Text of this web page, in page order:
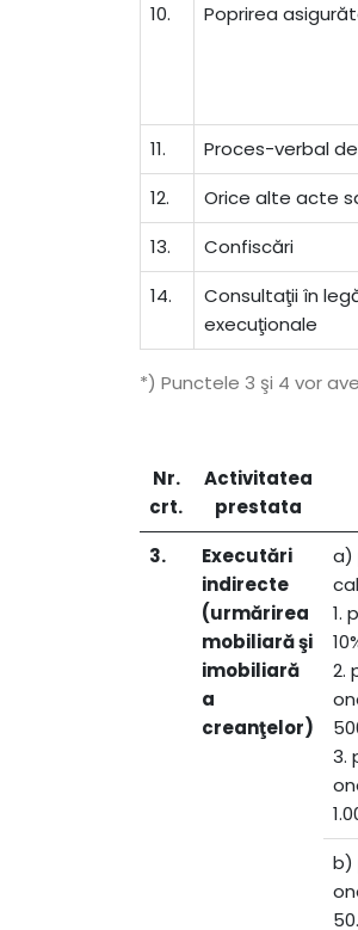
10.
Poprirea
11.
Proces-verbal
12.
Orice alte acte
13.
Confiscări
14.
Consultaţii în
execuţionale
*) Punctele 3 şi 4 vor
Nr.
crt.
Activitatea
prestata
3.
Executări
indirecte
(urmărirea
mobiliară şi
imobiliară
a
creanţelor)
a)
1.
2.
3.
b)